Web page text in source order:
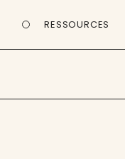
RESSOURCES